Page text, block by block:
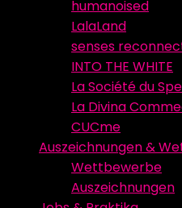
humanoised
LalaLand
senses
INTO THE WHITE
La Société du
La Divina
CUCme
Auszeichnungen &
Wettbewerbe
Auszeichnungen